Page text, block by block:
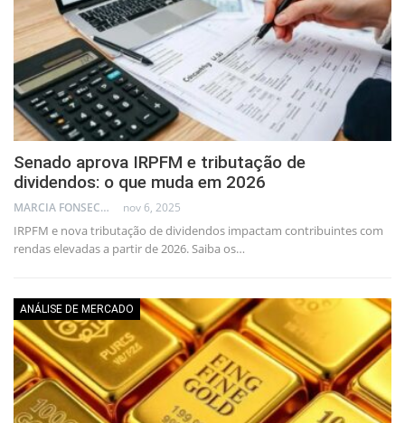
Senado aprova IRPFM e tributação de
dividendos: o que muda em 2026
MARCIA FONSECA - FINANCIAL CONSULTANT nov 6, 2025
IRPFM e nova tributação de dividendos impactam contribuintes com
rendas elevadas a partir de 2026. Saiba os…
ANÁLISE DE MERCADO